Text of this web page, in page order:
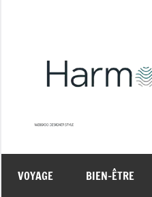
VOYAGE BIEN-ÊTRE